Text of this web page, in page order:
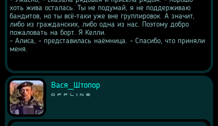
хоть жива осталась. Ты не подумай, я не поддерживаю
бандитов, но ты всё-таки уже вне группировок. А значит,
либо из гражданских, либо одна из нас. Поэтому добро
пожаловать на борт. Я Келли.
- Алиса, - представилась наёмница. - Спасибо, что приняли
меня.
Вася_Штопор
Offline